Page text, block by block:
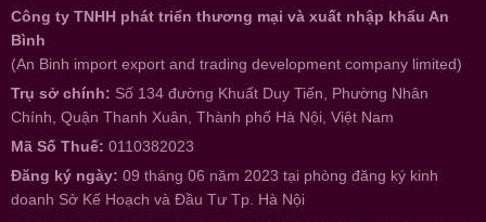
Công ty TNHH phát triển thương mại và xuất nhập khẩu An
Bình
(An Binh import export and trading development company limited)
Trụ sở chính: Số 134 đường Khuất Duy Tiến, Phường Nhân
Chính, Quận Thanh Xuân, Thành phố Hà Nội, Việt Nam
Mã Số Thuế: 0110382023
Đăng ký ngày: 09 tháng 06 năm 2023 tại phòng đăng ký kinh
doanh Sở Kế Hoạch và Đầu Tư Tp. Hà Nội